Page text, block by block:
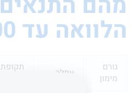
עד 10,000?
עמלה ריבית